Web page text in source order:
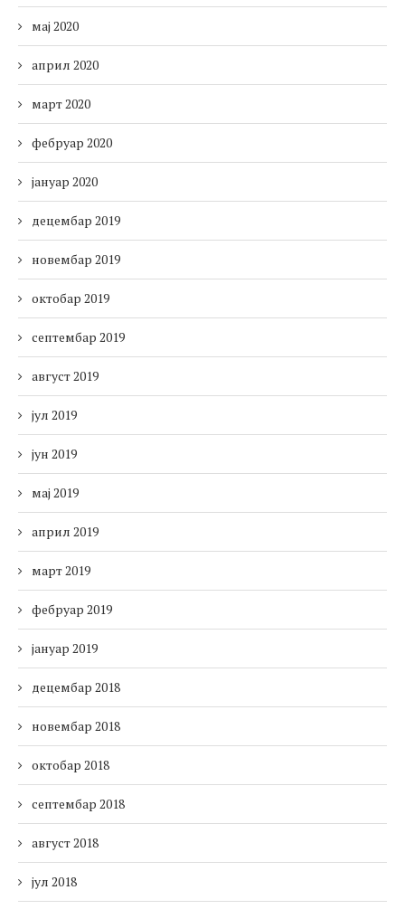
мај 2020
април 2020
март 2020
фебруар 2020
јануар 2020
децембар 2019
новембар 2019
октобар 2019
септембар 2019
август 2019
јул 2019
јун 2019
мај 2019
април 2019
март 2019
фебруар 2019
јануар 2019
децембар 2018
новембар 2018
октобар 2018
септембар 2018
август 2018
јул 2018